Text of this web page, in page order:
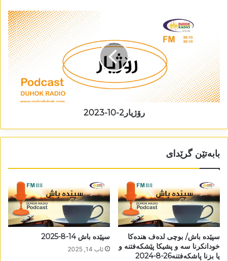
رۆژیار2-10-2023
بابەتێن گرێدای
سپێدە باش/ بوچی لدەف ھندەکا
خودانکرنا سە و پشیکا پێشکەفتنە و
یا بزنا پاشکەفتنە26-8-2024
سپێدە باش 14-8-2025
ئاب 14, 2025